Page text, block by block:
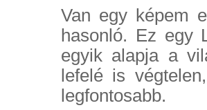
Van egy képem
hasonló. Ez egy
egyik alapja a
lefelé is
legfontosabb.